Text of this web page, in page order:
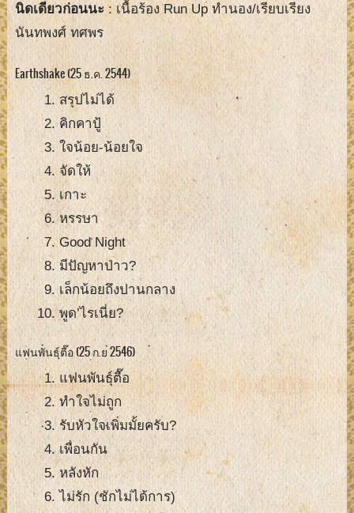
นิดเดียวก่อนนะ: เนื้อร้อง Run Up ทำนอง/เรียบเรียง
นันทพงศ์ ทศพร
Earthshake (25 ธ.ค. 2544)
สรุปไม่ได้
คิกคาปู้
ใจน้อย-น้อยใจ
จัดให้
เกาะ
หรรษา
Good Night
มีปัญหาป่าว?
เล็กน้อยถึงปานกลาง
พูด’ไรเนี่ย?
แฟนพันธุ์ตื๊อ (25 ก.ย 2546)
แฟนพันธุ์ตื๊อ
ทำใจไม่ถูก
รับหัวใจเพิ่มมั้ยครับ?
เพื่อนกัน
หลังหัก
ไม่รัก (ชักไม่ได้การ)